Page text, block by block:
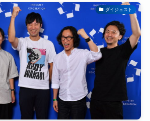
ダイジェスト